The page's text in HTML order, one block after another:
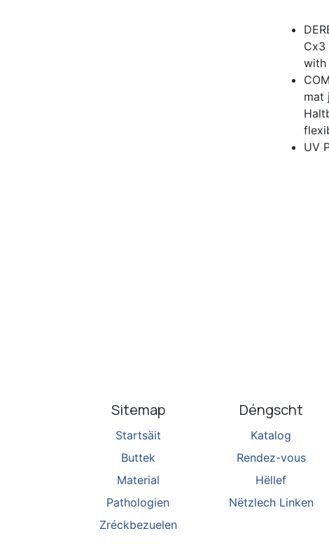
Cx3
with
mat
UV
Sitemap
Startsäit
Buttek
Material
Pathologien
Zréckbezuelen
Déngscht
Katalog
Rendez-vous
Hëllef
Nëtzlech Linken